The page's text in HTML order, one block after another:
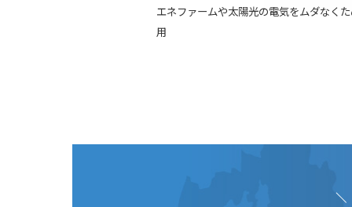
エネファームや太陽光の電気をムダなく
用